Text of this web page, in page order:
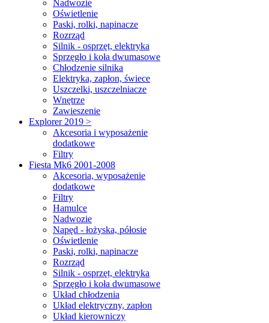
Nadwozie
Oświetlenie
Paski, rolki, napinacze
Rozrząd
Silnik - osprzęt, elektryka
Sprzęgło i koła dwumasowe
Chłodzenie silnika
Elektryka, zapłon, świece
Uszczelki, uszczelniacze
Wnętrze
Zawieszenie
Explorer 2019 >
Akcesoria i wyposażenie
dodatkowe
Filtry
Fiesta Mk6 2001-2008
Akcesoria, wyposażenie
dodatkowe
Filtry
Hamulce
Nadwozie
Napęd - łożyska, półosie
Oświetlenie
Paski, rolki, napinacze
Rozrząd
Silnik - osprzęt, elektryka
Sprzęgło i koła dwumasowe
Układ chłodzenia
Układ elektryczny, zapłon
Układ kierowniczy